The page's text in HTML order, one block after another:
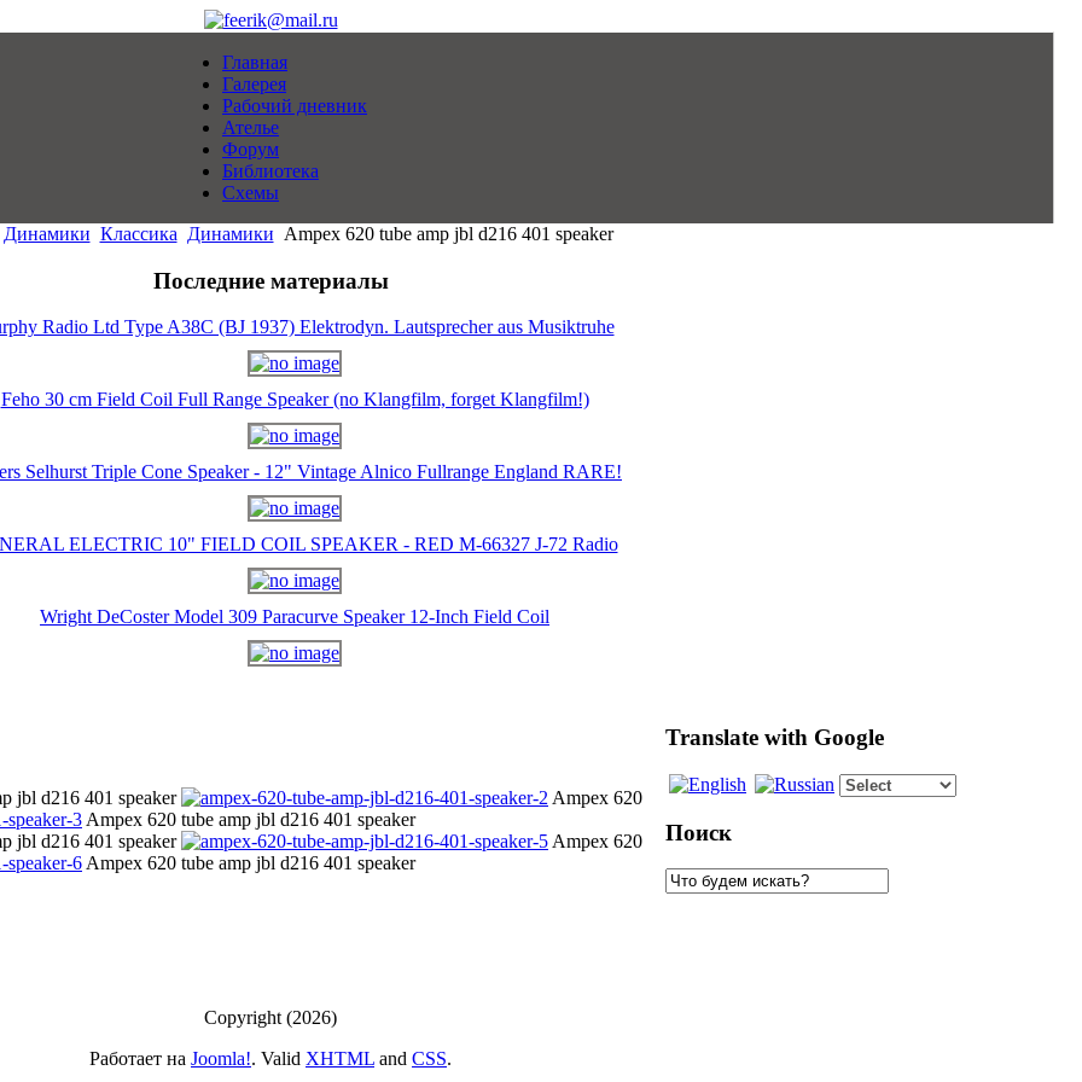
Главная
Галерея
Рабочий дневник
Ателье
Форум
Библиотека
Схемы
Динамики Классика Динамики Ampex 620 tube amp jbl d216 401 speaker
Последние материалы
Radio Ltd Type A38C (BJ 1937) Elektrodyn. Lautsprecher aus Musiktruhe
Feho 30 cm Field Coil Full Range Speaker (no Klangfilm, forget Klangfilm!)
Selhurst Triple Cone Speaker - 12" Vintage Alnico Fullrange England RARE!
ELECTRIC 10" FIELD COIL SPEAKER - RED M-66327 J-72 Radio
Wright DeCoster Model 309 Paracurve Speaker 12-Inch Field Coil
jbl d216 401 speaker
Ampex 620
Ampex 620 tube amp jbl d216 401 speaker
jbl d216 401 speaker
Ampex 620
Ampex 620 tube amp jbl d216 401 speaker
Translate with Google
Поиск
Copyright (2026)
Работает на Joomla!. Valid XHTML and CSS.